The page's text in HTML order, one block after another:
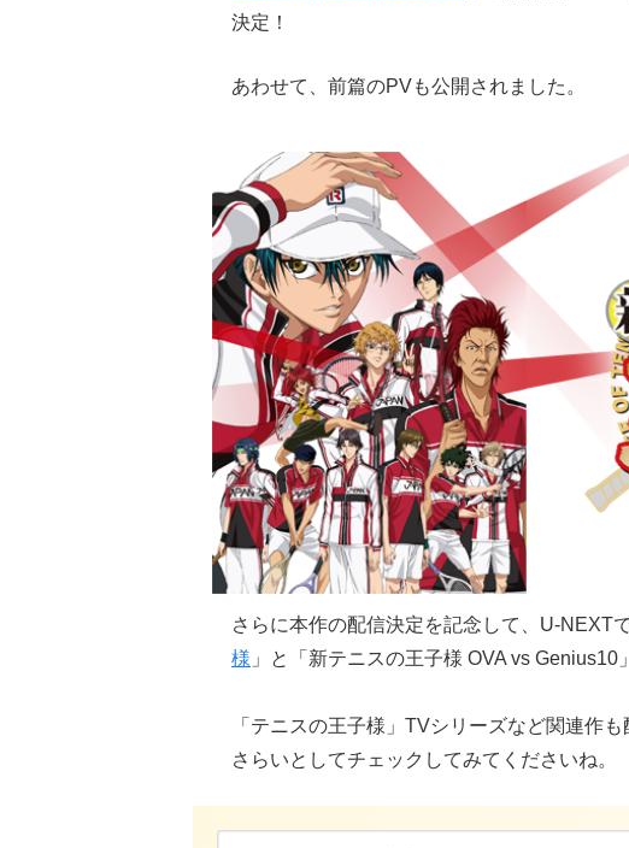
決定！
あわせて、前篇のPVも公開されました。
さらに本作の配信決定を記念して、U-NEXT
様 」と「新テニスの王子様 OVA vs Genius10
「テニスの王子様」TVシリーズなど関連作
さらいとしてチェックしてみてくださいね。